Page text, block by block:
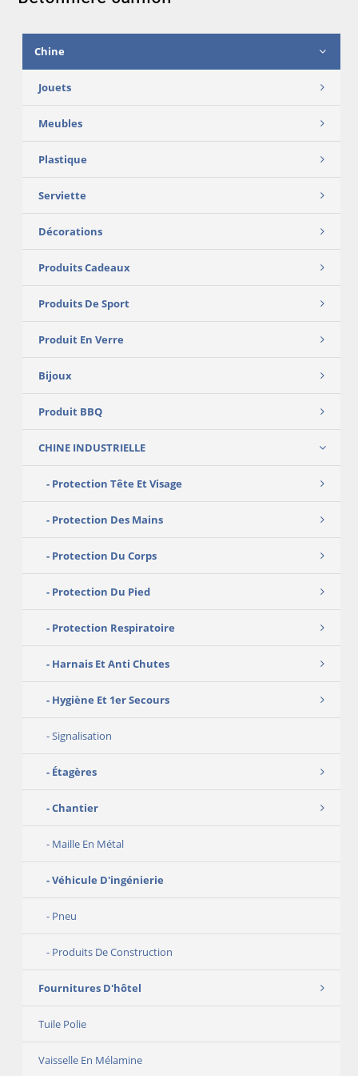
Chine
Jouets
Meubles
Plastique
Serviette
Décorations
Produits Cadeaux
Produits De Sport
Produit En Verre
Bijoux
Produit BBQ
CHINE INDUSTRIELLE
Protection Tête Et Visage
Protection Des Mains
Protection Du Corps
Protection Du Pied
Protection Respiratoire
Harnais Et Anti Chutes
Hygiène Et 1er Secours
Signalisation
Étagères
Chantier
Maille En Métal
Véhicule D'ingénierie
Pneu
Produits De Construction
Fournitures D'hôtel
Tuile Polie
Vaisselle En Mélamine